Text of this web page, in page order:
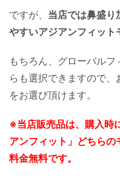
ですが、 当店では鼻盛り
やすいアジアンフィット
もちろん、グローバル
らも選択できますので
をお選び頂けます。
※当店販売品は、購入時
アンフィット」どちら
料金無料です。